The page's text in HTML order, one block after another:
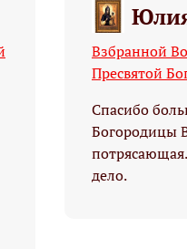
Взбранной
Пресвятой
Спасибо
Богородицы
дело.